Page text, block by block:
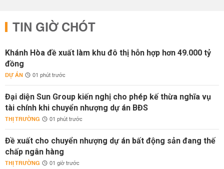
TIN GIỜ CHÓT
Khánh Hòa đề xuất làm khu đô thị hỗn hợp hơn 49.000 tỷ
đồng
DỰ ÁN 01 phút trước
Đại diện Sun Group kiến nghị cho phép kế thừa nghĩa vụ
tài chính khi chuyển nhượng dự án BĐS
THỊ TRƯỜNG 01 phút trước
Đề xuất cho chuyển nhượng dự án bất động sản đang thế
chấp ngân hàng
THỊ TRƯỜNG 01 giờ trước